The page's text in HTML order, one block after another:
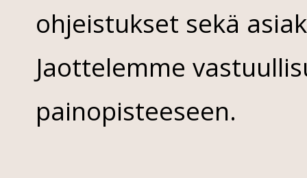
ohjeistukset sekä
Jaottelemme
painopisteeseen.